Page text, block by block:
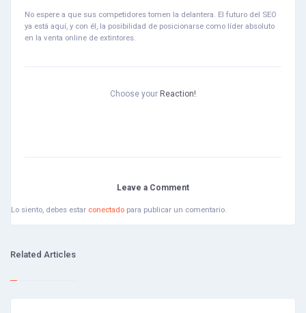
No espere a que sus competidores tomen la delantera. El futuro del SEO
ya está aquí, y con él, la posibilidad de posicionarse como líder absoluto
en la venta online de extintores.
Choose your Reaction!
Leave a Comment
Lo siento, debes estar conectado para publicar un comentario.
Related Articles